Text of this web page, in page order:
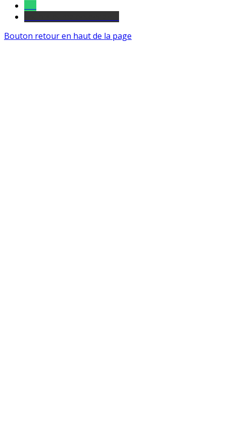
Bouton retour en haut de la page